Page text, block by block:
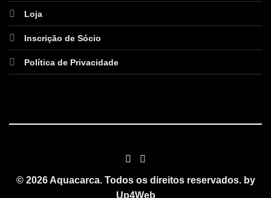
Loja
Inscrição de Sócio
Política de Privacidade
© 2026 Aquacarca. Todos os direitos reservados. by
Up4Web